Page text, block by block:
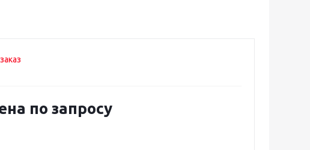
по запросу